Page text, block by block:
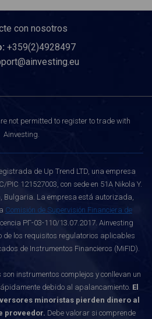
con nosotros
+359(2)4928497
not permitted to register to trade with
Ainvesting.
de Up Trend LTD, una empresa
121527003, con sede en 51A Nikola Y.
Bulgaria. La empresa está autorizada,
Comisión de Supervisión Financiera de
РГ-03-110/13.07.2017. Ainvesting
de los requisitos regulatorios aplicables
de Instrumentos Financieros (MiFID).
son instrumentos complejos y conllevan un
debido al apalancamiento. El
minoristas pierden dinero al
proveedor. Debe valorar si comprende